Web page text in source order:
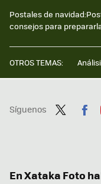
Postales de
consejos para
OTROS TEMAS:
Síguenos
En Xataka Foto